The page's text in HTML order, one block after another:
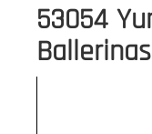
53054